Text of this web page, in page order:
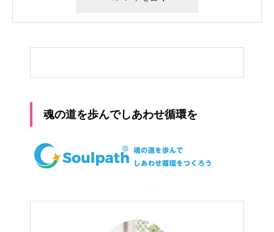
魂の道を歩んでしあわせ循環を